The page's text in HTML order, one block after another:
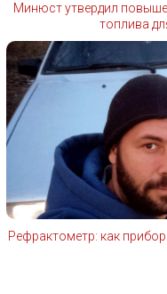
Минюст утвердил
топлива
Рефрактометр: как